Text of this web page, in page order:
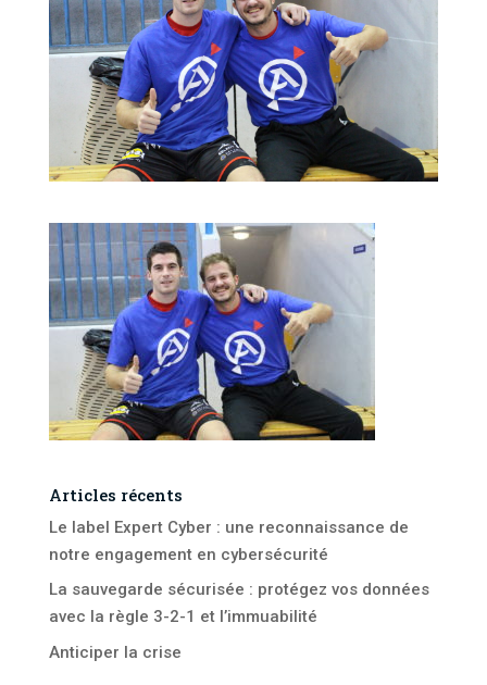
Articles récents
Le label Expert Cyber : une reconnaissance de
notre engagement en cybersécurité
La sauvegarde sécurisée : protégez vos données
avec la règle 3-2-1 et l’immuabilité
Anticiper la crise